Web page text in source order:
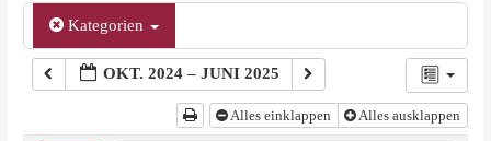
Kategorien
OKT. 2024 – JUNI 2025
Alles einklappen Alles ausklappen